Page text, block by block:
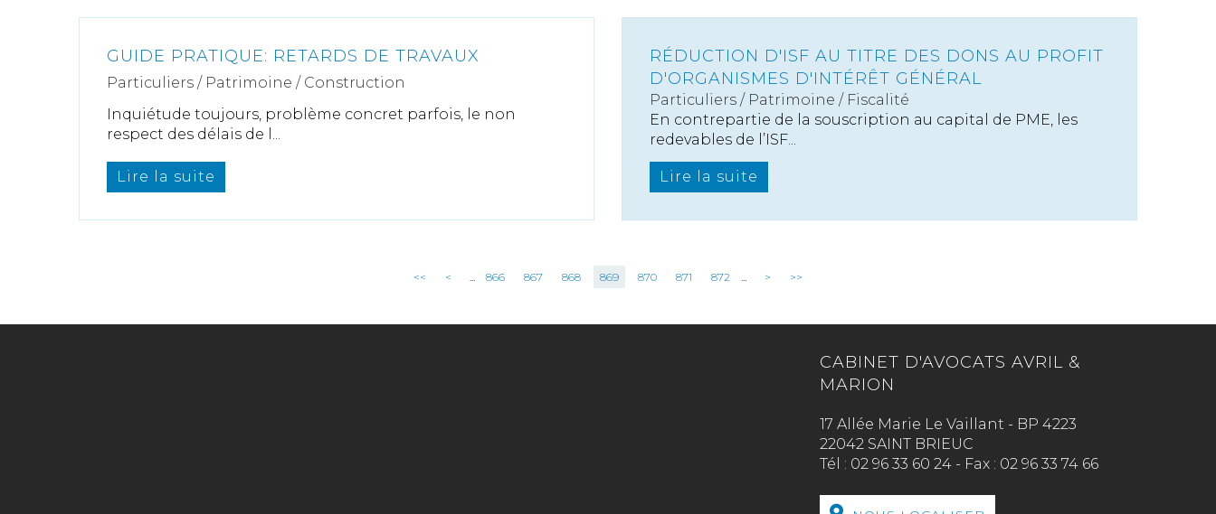
GUIDE PRATIQUE: RETARDS DE TRAVAUX
Particuliers / Patrimoine / Construction
Inquiétude toujours, problème concret parfois, le non
respect des délais de l...
Lire la suite
RÉDUCTION D'ISF AU TITRE DES DONS AU PROFIT
D'ORGANISMES D'INTÉRÊT GÉNÉRAL
Particuliers / Patrimoine / Fiscalité
En contrepartie de la souscription au capital de PME, les
redevables de l’ISF...
Lire la suite
<< < 866 867 868 869 870 871 872 > >>
CABINET D'AVOCATS AVRIL &
MARION
17 Allée Marie Le Vaillant - BP 4223
22042 SAINT BRIEUC
Tél : 02 96 33 60 24 - Fax : 02 96 33 74 66